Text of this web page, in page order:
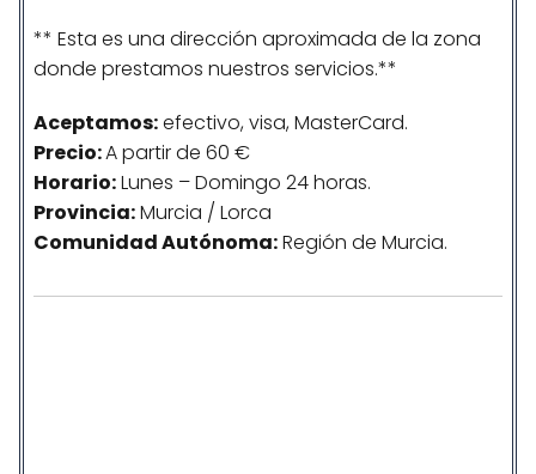
** Esta es una dirección aproximada de la zona
donde prestamos nuestros servicios.**
Aceptamos:efectivo, visa, MasterCard.
Precio:A partir de 60 €
Horario:Lunes – Domingo 24 horas.
Provincia:Murcia / Lorca
ComunidadAutónoma:Región de Murcia.